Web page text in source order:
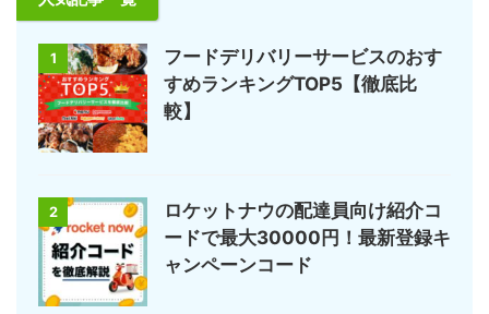
1
フードデリバリーサービスのおす
すめランキングTOP5【徹底比
較】
2
ロケットナウの配達員向け紹介コ
ードで最大30000円！最新登録キ
ャンペーンコード